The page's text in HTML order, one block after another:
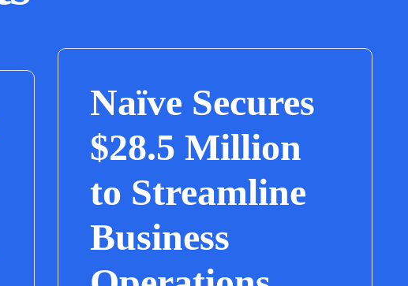
Naïve Secures
$28.5 Million
to Streamline
Business